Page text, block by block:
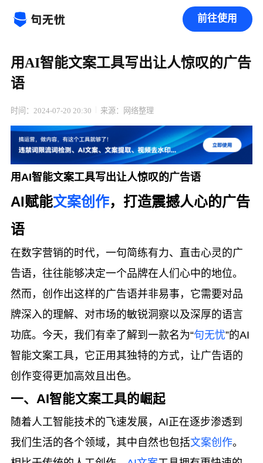
前往使用
用AI智能文案工具写出让人惊叹的广告
语
时间：2024-07-20 20:30 来源：网络整理
用AI智能文案工具写出让人惊叹的广告语
AI赋能文案创作，打造震撼人心的广告
语
在数字营销的时代，一句简练有力、直击心灵的广
告语，往往能够决定一个品牌在人们心中的地位。
然而，创作出这样的广告语并非易事，它需要对品
牌深入的理解、对市场的敏锐洞察以及深厚的语言
功底。今天，我们有幸了解到一款名为“句无忧”的AI
智能文案工具，它正用其独特的方式，让广告语的
创作变得更加高效且出色。
一、AI智能文案工具的崛起
随着人工智能技术的飞速发展，AI正在逐步渗透到
我们生活的各个领域，其中自然也包括文案创作。